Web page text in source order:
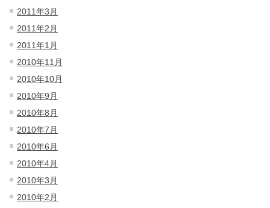
2011年3月
2011年2月
2011年1月
2010年11月
2010年10月
2010年9月
2010年8月
2010年7月
2010年6月
2010年4月
2010年3月
2010年2月